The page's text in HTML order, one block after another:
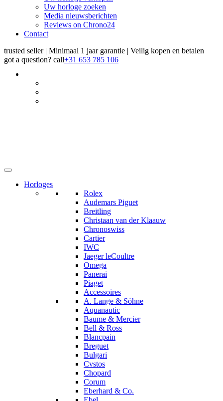
Uw horloge zoeken
Media nieuwsberichten
Reviews on Chrono24
Contact
trusted seller | Minimaal 1 jaar garantie | Veilig kopen en betalen
got a question? call+31 653 785 106
Horloges
Rolex
Audemars Piguet
Breitling
Christaan van der Klaauw
Chronoswiss
Cartier
IWC
Jaeger leCoultre
Omega
Panerai
Piaget
Accessoires
A. Lange & Söhne
Aquanautic
Baume & Mercier
Bell & Ross
Blancpain
Breguet
Bulgari
Cvstos
Chopard
Corum
Eberhard & Co.